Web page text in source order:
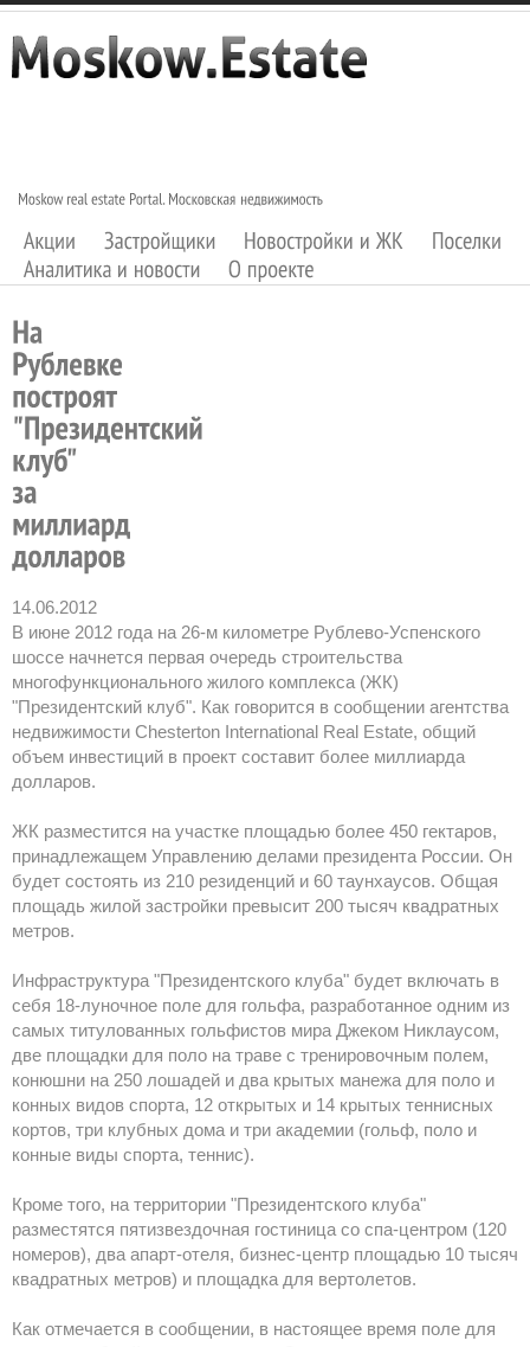
14.06.2012
В июне 2012 года на 26-м километре Рублево-Успенского
шоссе начнется первая очередь строительства
многофункционального жилого комплекса (ЖК)
"Президентский клуб". Как говорится в сообщении агентства
недвижимости Chesterton International Real Estate, общий
объем инвестиций в проект составит более миллиарда
долларов.
ЖК разместится на участке площадью более 450 гектаров,
принадлежащем Управлению делами президента России. Он
будет состоять из 210 резиденций и 60 таунхаусов. Общая
площадь жилой застройки превысит 200 тысяч квадратных
метров.
Инфраструктура "Президентского клуба" будет включать в
себя 18-луночное поле для гольфа, разработанное одним из
самых титулованных гольфистов мира Джеком Никлаусом,
две площадки для поло на траве с тренировочным полем,
конюшни на 250 лошадей и два крытых манежа для поло и
конных видов спорта, 12 открытых и 14 крытых теннисных
кортов, три клубных дома и три академии (гольф, поло и
конные виды спорта, теннис).
Кроме того, на территории "Президентского клуба"
разместятся пятизвездочная гостиница со спа-центром (120
номеров), два апарт-отеля, бизнес-центр площадью 10 тысяч
квадратных метров) и площадка для вертолетов.
Как отмечается в сообщении, в настоящее время поле для